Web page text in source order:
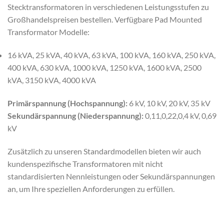
Stecktransformatoren in verschiedenen Leistungsstufen zu
Großhandelspreisen bestellen. Verfügbare Pad Mounted
Transformator Modelle:
16 kVA, 25 kVA, 40 kVA, 63 kVA, 100 kVA, 160 kVA, 250 kVA,
400 kVA, 630 kVA, 1000 kVA, 1250 kVA, 1600 kVA, 2500
kVA, 3150 kVA, 4000 kVA
Primärspannung (Hochspannung): 6 kV, 10 kV, 20 kV, 35 kV
Sekundärspannung (Niederspannung):0,11,0,22,0,4 kV, 0,69
kV
Zusätzlich zu unseren Standardmodellen bieten wir auch
kundenspezifische Transformatoren mit nicht
standardisierten Nennleistungen oder Sekundärspannungen
an, um Ihre speziellen Anforderungen zu erfüllen.